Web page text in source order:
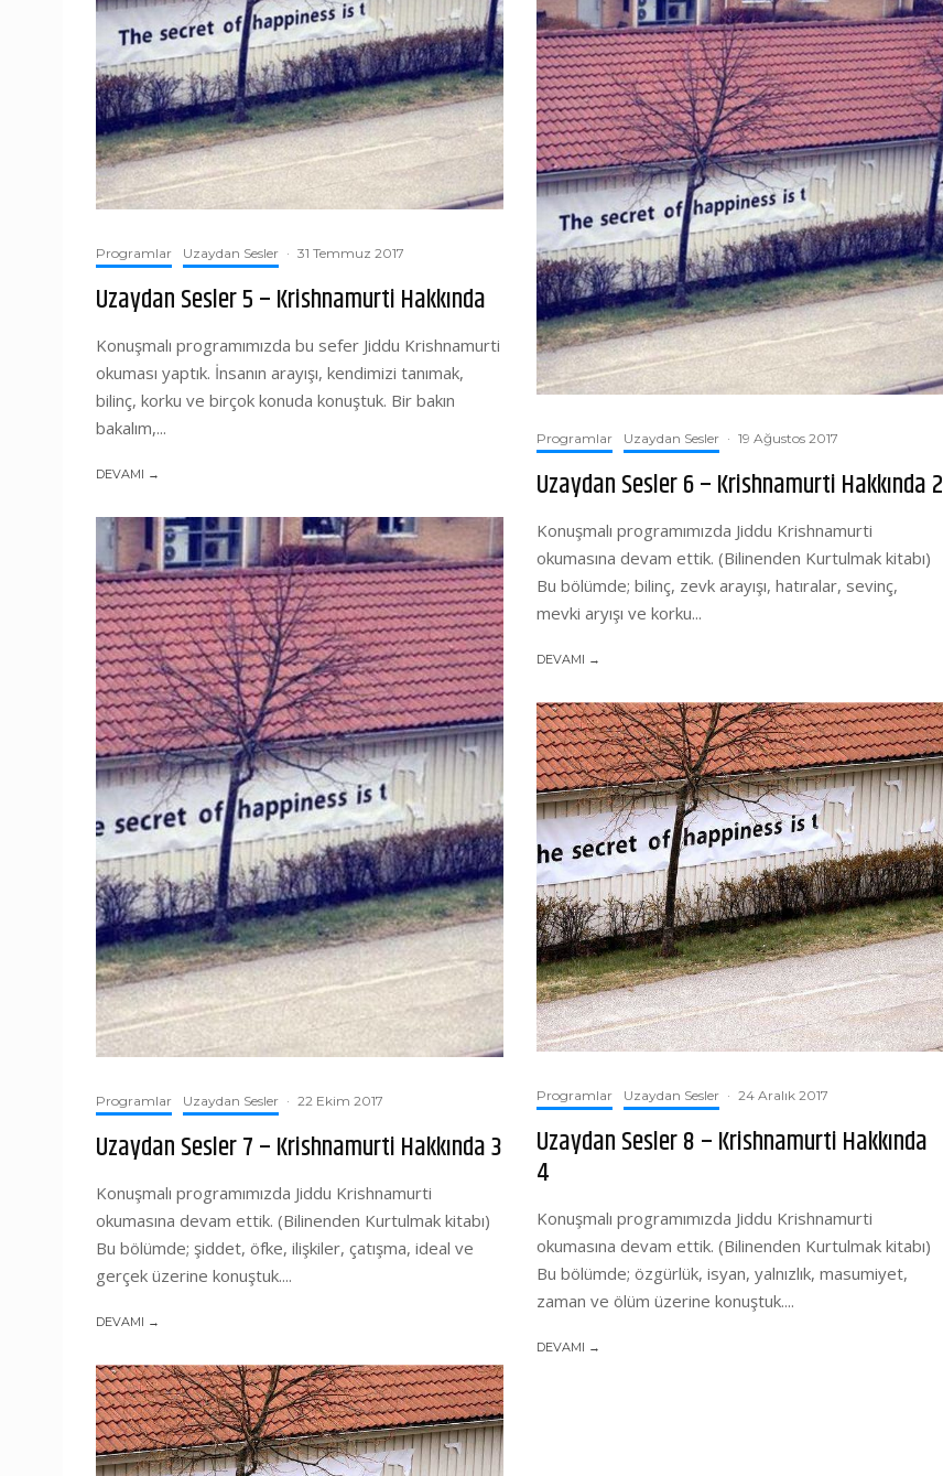
Programlar Uzaydan Sesler · 31 Temmuz 2017
Uzaydan Sesler 5 – Krishnamurti Hakkında
Konuşmalı programımızda bu sefer Jiddu Krishnamurti
okuması yaptık. İnsanın arayışı, kendimizi tanımak,
bilinç, korku ve birçok konuda konuştuk. Bir bakın
bakalım,...
DEVAMI →
Programlar Uzaydan Sesler · 22 Ekim 2017
Uzaydan Sesler 7 – Krishnamurti Hakkında 3
Konuşmalı programımızda Jiddu Krishnamurti
okumasına devam ettik. (Bilinenden Kurtulmak kitabı)
Bu bölümde; şiddet, öfke, ilişkiler, çatışma, ideal ve
gerçek üzerine konuştuk....
DEVAMI →
Programlar Uzaydan Sesler · 19 Ağustos 2017
Uzaydan Sesler 6 – Krishnamurti Hakkında 2
Konuşmalı programımızda Jiddu Krishnamurti
okumasına devam ettik. (Bilinenden Kurtulmak kitabı)
Bu bölümde; bilinç, zevk arayışı, hatıralar, sevinç,
mevki aryışı ve korku...
DEVAMI →
Programlar Uzaydan Sesler · 24 Aralık 2017
Uzaydan Sesler 8 – Krishnamurti Hakkında
4
Konuşmalı programımızda Jiddu Krishnamurti
okumasına devam ettik. (Bilinenden Kurtulmak kitabı)
Bu bölümde; özgürlük, isyan, yalnızlık, masumiyet,
zaman ve ölüm üzerine konuştuk....
DEVAMI →